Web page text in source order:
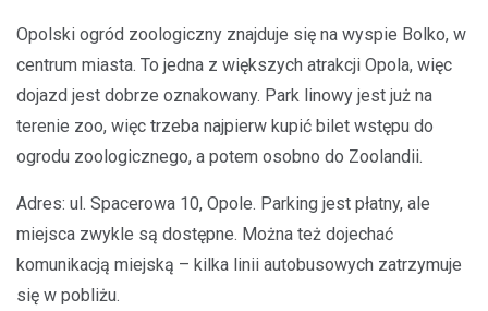
Opolski ogród zoologiczny znajduje się na wyspie Bolko, w
centrum miasta. To jedna z większych atrakcji Opola, więc
dojazd jest dobrze oznakowany. Park linowy jest już na
terenie zoo, więc trzeba najpierw kupić bilet wstępu do
ogrodu zoologicznego, a potem osobno do Zoolandii.
Adres: ul. Spacerowa 10, Opole. Parking jest płatny, ale
miejsca zwykle są dostępne. Można też dojechać
komunikacją miejską – kilka linii autobusowych zatrzymuje
się w pobliżu.